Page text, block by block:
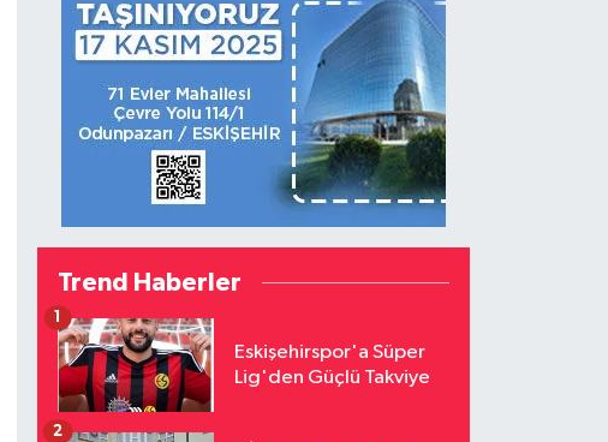
Trend Haberler
Eskişehirspor'a Süper
Lig'den Güçlü Takviye
1
2